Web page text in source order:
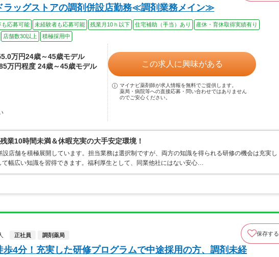
ラッグストアの調剤併設店勤務≪調剤業務メイン≫
も応募可能 未経験者も応募可能 残業月10ｈ以下 住宅補助（手当）あり
産休・育休取得実績有り
店舗数30以上 積極採用中
万円24歳～45歳モデル
万円程度 24歳～45歳モデル
この求人に興味がある
マイナビ薬剤師が求人情報を無料でご提供します。
薬局・病院等への直接応募・問い合わせではありません
のでご安心ください。
業10時間未満＆休暇充実の大手安定環境！
店舗を積極展開しています。担当業務は選択制ですが、両方の知識を得られる研修の機会は充実し
幅広い知識を習得できます。福利厚生として、同業他社にはない安心…
正社員 調剤薬局 保存する
歩4分！充実した研修プログラムで中途採用の方、調剤未経